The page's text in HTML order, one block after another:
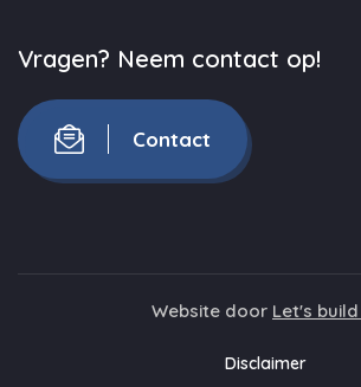
Vragen? Neem contact op!
Contact
Website door Let's build
Disclaimer